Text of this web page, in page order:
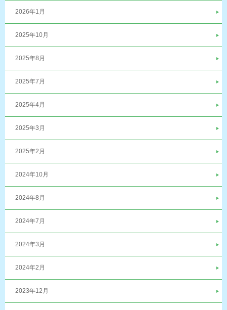
2026年1月
2025年10月
2025年8月
2025年7月
2025年4月
2025年3月
2025年2月
2024年10月
2024年8月
2024年7月
2024年3月
2024年2月
2023年12月